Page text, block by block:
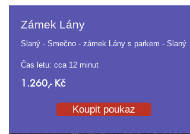
Zámek Lány
Slaný - Smečno - zámek Lány s parkem - Slaný
Čas letu: cca 12 minut
1.260,- Kč
Koupit poukaz